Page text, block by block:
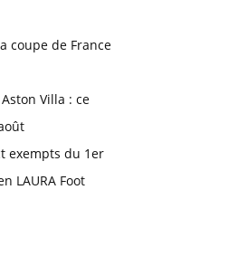
coupe de France
Villa : ce
exempts du 1er
LAURA Foot